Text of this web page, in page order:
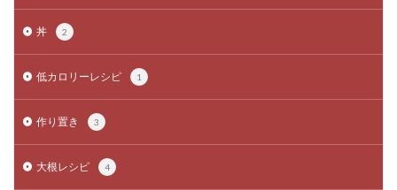
丼 2
低カロリーレシピ 1
作り置き 3
大根レシピ 4